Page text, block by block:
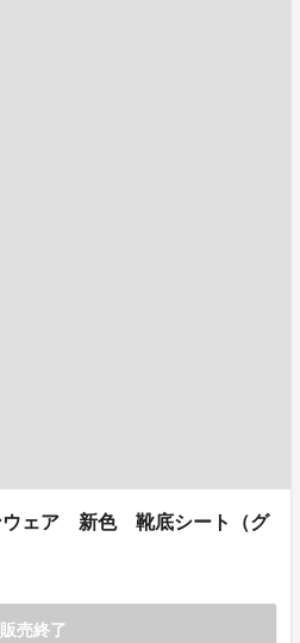
ウェア 新色 靴底シート（グ
販売終了